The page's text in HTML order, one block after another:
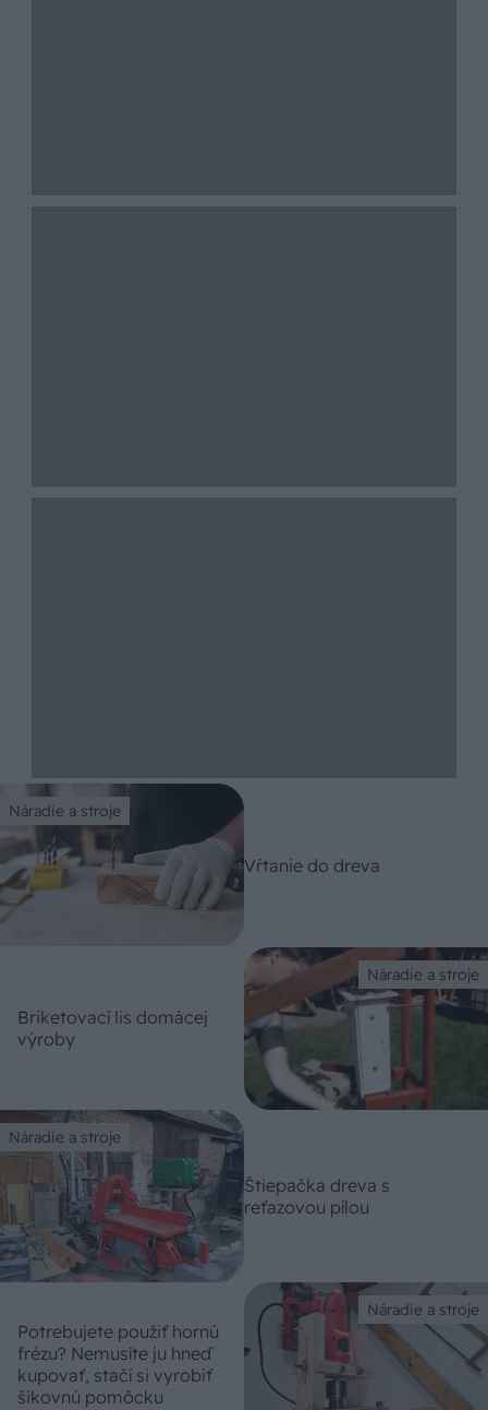
Náradie a stroje
Vŕtanie do dreva
Náradie a stroje
Briketovací lis domácej
výroby
Náradie a stroje
Štiepačka dreva s
reťazovou pílou
Náradie a stroje
Potrebujete použiť hornú
frézu? Nemusíte ju hneď
kupovať, stačí si vyrobiť
šikovnú pomôcku